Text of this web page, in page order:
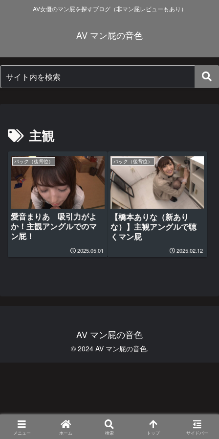
AV女優のマン屁を探すブログ（非マン屁レビューもあり）
AV マン屁の音色
主観
バック（後背位）
愛音まりあ 吸引力がよ
か！主観アングルでのマ
ン屁！
2025.05.01
バック（後背位）
【橋本ありな（新あり
な）】主観アングルで聴
くマン屁
2025.02.12
AV マン屁の音色
© 2024 AV マン屁の音色.
メニュー ホーム 検索 トップ サイドバー